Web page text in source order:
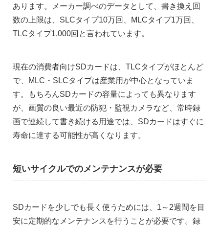
あります。メーカー調べのデータとして、書き換え回
数の上限は、SLCタイプ10万回、MLCタイプ1万回、
TLCタイプ1,000回と言われています。
現在の消費者向けSDカードは、TLCタイプがほとんど
で、MLC・SLCタイプは産業用が中心となっていま
す。もちろんSDカードの容量によっても異なります
が、画質の良い最近の防犯・監視カメラなど、常時録
画で連続して書き続ける用途では、SDカードはすぐに
寿命に達する可能性が高くなります。
短いサイクルでのメンテナンスが必要
SDカードを少しでも長く使うためには、1～2週間を目
安に定期的なメンテナンスを行うことが必要です。録